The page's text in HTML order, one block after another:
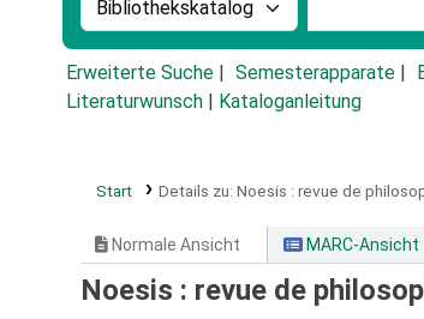
Erweiterte Suche Semesterapparate
Literaturwunsch
Kataloganleitung
Start Details zu: Noesis : revue de
Normale Ansicht MARC-Ansicht
Noesis : revue de